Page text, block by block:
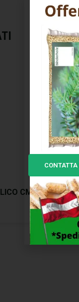
CM
MOLLA
12